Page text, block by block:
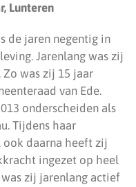
Lunteren
de jaren negentig in
Jarenlang was zij
was zij 15 jaar
van Ede.
onderscheiden als
Tijdens haar
ook daarna heeft zij
ingezet op heel
zij jarenlang actief